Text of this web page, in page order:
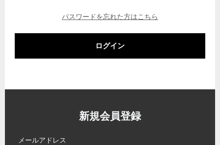
パスワードを忘れた方はこちら
ログイン
新規会員登録
メールアドレス